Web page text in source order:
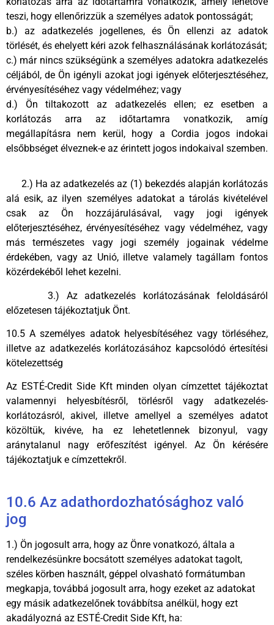
teszi, hogy ellenőrizzük a személyes adatok pontosságát;
b.) az adatkezelés jogellenes, és Ön ellenzi az adatok
törlését, és ehelyett kéri azok felhasználásának korlátozását;
c.) már nincs szükségünk a személyes adatokra adatkezelés
céljából, de Ön igényli azokat jogi igények előterjesztéséhez,
érvényesítéséhez vagy védelméhez; vagy
d.) Ön tiltakozott az adatkezelés ellen; ez esetben a
korlátozás arra az időtartamra vonatkozik, amíg
megállapításra nem kerül, hogy a Cordia jogos indokai
elsőbbséget élveznek-e az érintett jogos indokaival szemben.
2.) Ha az adatkezelés az (1) bekezdés alapján korlátozás
alá esik, az ilyen személyes adatokat a tárolás kivételével
csak az Ön hozzájárulásával, vagy jogi igények
előterjesztéséhez, érvényesítéséhez vagy védelméhez, vagy
más természetes vagy jogi személy jogainak védelme
érdekében, vagy az Unió, illetve valamely tagállam fontos
közérdekéből lehet kezelni.
3.) Az adatkezelés korlátozásának feloldásáról
előzetesen tájékoztatjuk Önt.
10.5 A személyes adatok helyesbítéséhez vagy törléséhez,
illetve az adatkezelés korlátozásához kapcsolódó értesítési
kötelezettség
Az ESTÉ-Credit Side Kft minden olyan címzettet tájékoztat
valamennyi helyesbítésről, törlésről vagy adatkezelés-
korlátozásról, akivel, illetve amellyel a személyes adatot
közöltük, kivéve, ha ez lehetetlennek bizonyul, vagy
aránytalanul nagy erőfeszítést igényel. Az Ön kérésére
tájékoztatjuk e címzettekről.
10.6 Az adathordozhatósághoz való
jog
1.) Ön jogosult arra, hogy az Önre vonatkozó, általa a
rendelkezésünkre bocsátott személyes adatokat tagolt,
széles körben használt, géppel olvasható formátumban
megkapja, továbbá jogosult arra, hogy ezeket az adatokat
egy másik adatkezelőnek továbbítsa anélkül, hogy ezt
akadályozná az ESTÉ-Credit Side Kft, ha: